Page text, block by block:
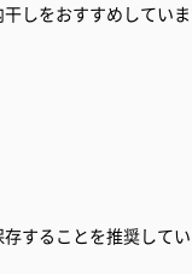
しをおすすめしてい
することを推奨してい